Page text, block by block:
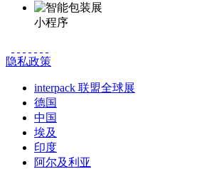
小程序
隐私政策
interpack 联盟全球展
德国
中国
埃及
印度
阿尔及利亚